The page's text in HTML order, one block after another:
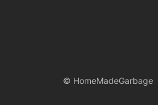
© HomeMadeGarbage